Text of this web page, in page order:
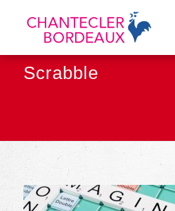
Scrabble